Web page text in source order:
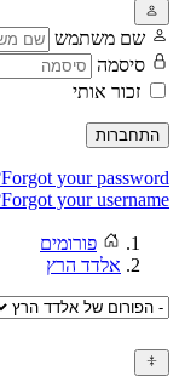
שם משתמש
סיסמה
זכור אותי
התחברות
Forgot your password?
Forgot your username?
פורומים
אלדד הרץ